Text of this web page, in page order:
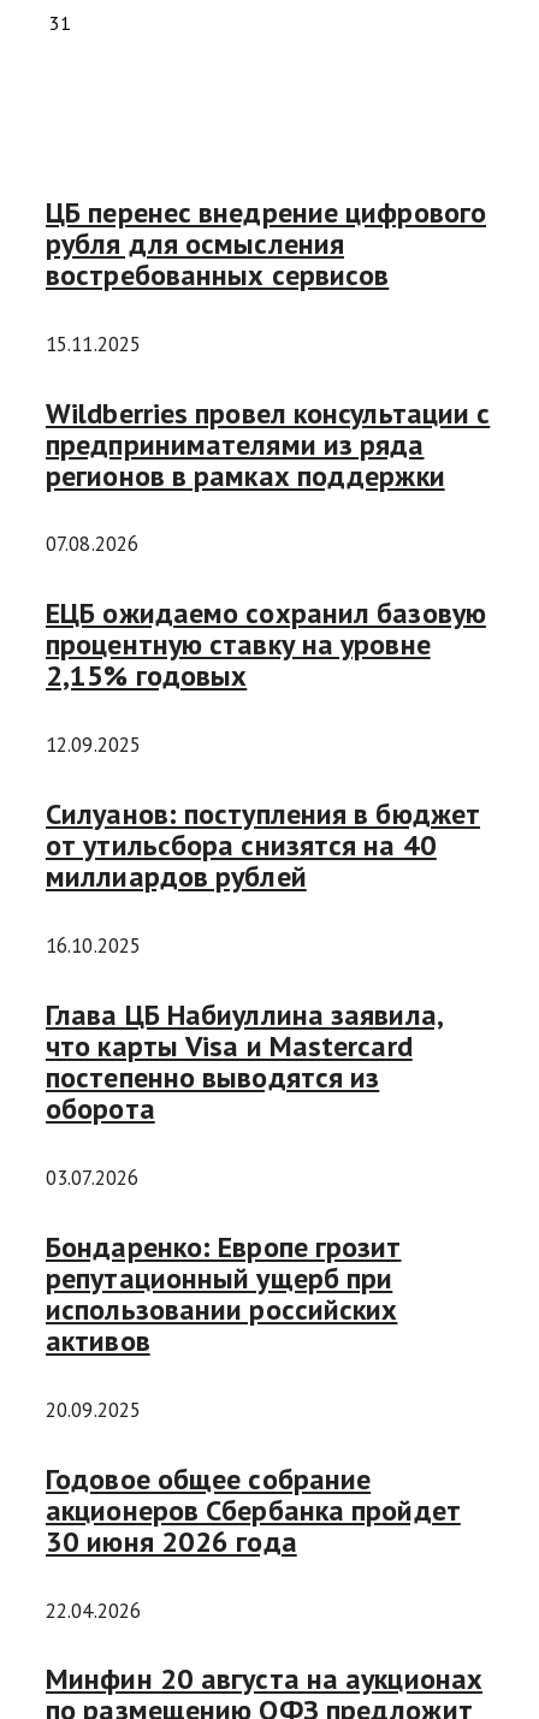
31
ЦБ перенес внедрение цифрового
рубля для осмысления
востребованных сервисов
15.11.2025
Wildberries провел консультации с
предпринимателями из ряда
регионов в рамках поддержки
07.08.2026
ЕЦБ ожидаемо сохранил базовую
процентную ставку на уровне
2,15% годовых
12.09.2025
Силуанов: поступления в бюджет
от утильсбора снизятся на 40
миллиардов рублей
16.10.2025
Глава ЦБ Набиуллина заявила,
что карты Visa и Mastercard
постепенно выводятся из
оборота
03.07.2026
Бондаренко: Европе грозит
репутационный ущерб при
использовании российских
активов
20.09.2025
Годовое общее собрание
акционеров Сбербанка пройдет
30 июня 2026 года
22.04.2026
Минфин 20 августа на аукционах
по размещению ОФЗ предложит